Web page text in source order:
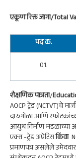
एकूण रिक्त जागा/Total
पद क्र.
01.
शैक्षणिक पात्रता/
AOCP ट्रेड (NCTVT)चे
दारुगोळा आणि
आयुध निर्माण मंडळाच्या
एक्स -ट्रेड अप्रेंटिसकिंवा
प्रमाणपत्र असलेले